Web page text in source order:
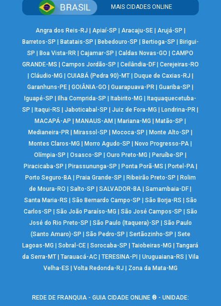
MAIS CIDADES ONLINE
Angra dos Reis-RJ Apiaí-SP Aracaju-SE| Arujá-SP
Barretos-SP
Batatais-SP Bebedouro-SP Bertioga-SP
Birigui-
SP
Boa Vista-RR |Cajamar-SP |Caldas Novas-GO |CAMPO
GRANDE-MS
Campos Jordão-SP Ceilândia-DF| Cerejeiras-RO
Cláudio-MG CUIABÁ (Pedra 90)-MT| Duque de Caxias-RJ
Garanhuns-PE |GOIÂNIA-GO |Guarapuava-PR |Guariba-SP
Iguapé-SP
Ilha Comprida-SP Itabirito-MG
Itaquaquecetuba-
SP
Itaqui-RS |Jaboticabal-SP |Juiz de Fora-MG Londrina-PR
MACAPÁ-AP
MANAUS-AM Mariana-MG Matão-SP
Medianeira-PR
Mirassol-SP Mococa-SP Monte Alto-SP
Montes Claros-MG
Morro Agudo-SP Novo Progresso-PA
Olímpia-SP
|Osasco-SP |Ouro Preto-MG Peruíbe-SP
Piracicaba-SP
Pirassununga-SP Ponta Porã-MS Portel-PA|
Porto Seguro-BA| Praia Grande-SP Ribeirão Preto-SP
Rolim
de Moura-RO
|Salto-SP |SALVADOR-BA |Samambaia-DF
Santa Maria-RS
São Bernardo Campo-SP São Borja-RS
São
Carlos-SP
São João Paraíso-MG São José Campos-SP
São
José do Rio Preto-SP
São Paulo (Itaquera)-SP
São Paulo
(Santo Amaro)-SP
São Pedro-SP Sertãozinho-SP
Sete
Lagoas-MG
|Sobral-CE |Sorocaba-SP |Taiobeiras-MG |Tangará
da Serra-MT| Tarauacá-AC| TERESINA-PI Uruguaiana-RS
Vila
Velha-ES
Volta Redonda-RJ Zona da Mata-MG
REDE DE FRANQUIA - GUIA CIDADE ONLINE ® - UNIDADE: